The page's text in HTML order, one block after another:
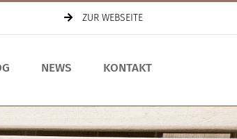
ZUR WEBSEITE
NEWS KONTAKT